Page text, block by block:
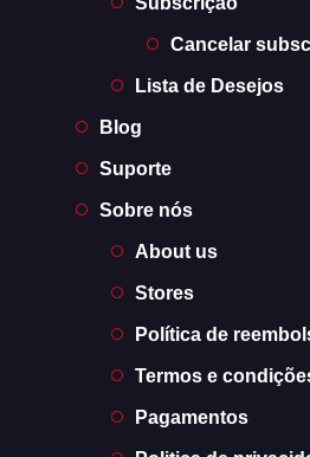
Cancelar
Lista de Desejos
Blog
Suporte
Sobre nós
About us
Stores
Política de
Termos e
Pagamentos